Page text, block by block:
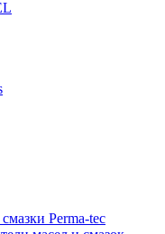
Perma-tec